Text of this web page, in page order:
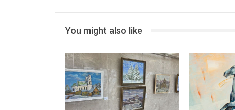
You might also like